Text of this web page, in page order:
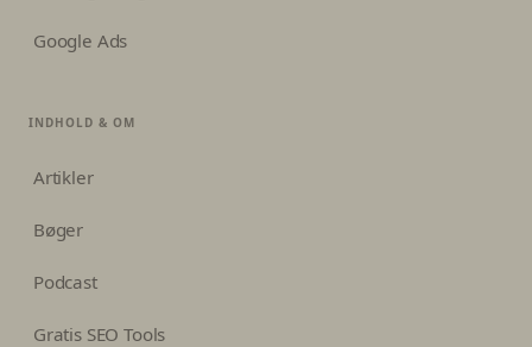
Google Ads
INDHOLD & OM
Artikler
Bøger
Podcast
Gratis SEO Tools